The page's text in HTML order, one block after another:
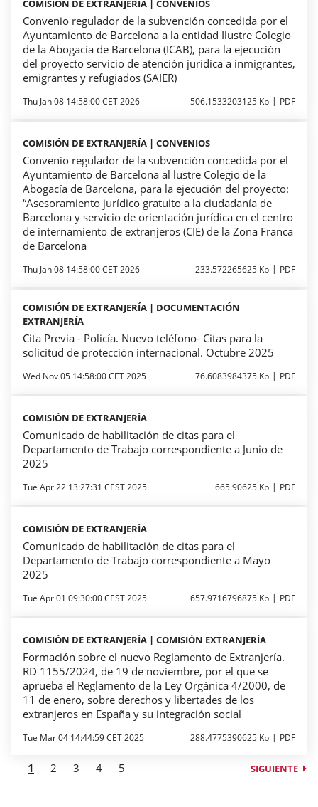
COMISIÓN DE EXTRANJERÍA | CONVENIOS
Convenio regulador de la subvención concedida por el
Ayuntamiento de Barcelona a la entidad Ilustre Colegio
de la Abogacía de Barcelona (ICAB), para la ejecución
del proyecto servicio de atención jurídica a inmigrantes,
emigrantes y refugiados (SAIER)
Thu Jan 08 14:58:00 CET 2026 506.1533203125 Kb PDF
COMISIÓN DE EXTRANJERÍA | CONVENIOS
Convenio regulador de la subvención concedida por el
Ayuntamiento de Barcelona al lustre Colegio de la
Abogacía de Barcelona, ​​para la ejecución del proyecto:
“Asesoramiento jurídico gratuito a la ciudadanía de
Barcelona y servicio de orientación jurídica en el centro
de internamiento de extranjeros (CIE) de la Zona Franca
de Barcelona
Thu Jan 08 14:58:00 CET 2026 233.572265625 Kb PDF
COMISIÓN DE EXTRANJERÍA | DOCUMENTACIÓN
EXTRANJERÍA
Cita Previa - Policía. Nuevo teléfono- Citas para la
solicitud de protección internacional. Octubre 2025
Wed Nov 05 14:58:00 CET 2025 76.6083984375 Kb PDF
COMISIÓN DE EXTRANJERÍA
Comunicado de habilitación de citas para el
Departamento de Trabajo correspondiente a Junio de
2025
Tue Apr 22 13:27:31 CEST 2025 665.90625 Kb PDF
COMISIÓN DE EXTRANJERÍA
Comunicado de habilitación de citas para el
Departamento de Trabajo correspondiente a Mayo
2025
Tue Apr 01 09:30:00 CEST 2025 657.9716796875 Kb PDF
COMISIÓN DE EXTRANJERÍA | COMISIÓN EXTRANJERÍA
Formación sobre el nuevo Reglamento de Extranjería.
RD 1155/2024, de 19 de noviembre, por el que se
aprueba el Reglamento de la Ley Orgánica 4/2000, de
11 de enero, sobre derechos y libertades de los
extranjeros en España y su integración social
Tue Mar 04 14:44:59 CET 2025 288.4775390625 Kb PDF
1 2 3 4 5 SIGUIENTE